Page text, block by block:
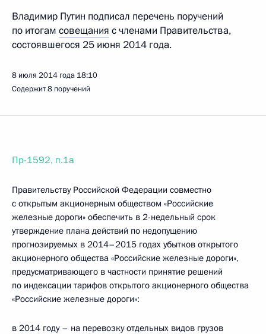
Владимир Путин подписал перечень поручений
по итогам совещания с членами Правительства,
состоявшегося 25 июня 2014 года.
8 июля 2014 года 18:10
Содержит 8 поручений
Пр-1592, п.1а
Правительству Российской Федерации совместно
с открытым акционерным обществом «Российские
железные дороги» обеспечить в 2-недельный срок
утверждение плана действий по недопущению
прогнозируемых в 2014–2015 годах убытков открытого
акционерного общества «Российские железные дороги»,
предусматривающего в частности принятие решений
по индексации тарифов открытого акционерного общества
«Российские железные дороги»:
в 2014 году – на перевозку отдельных видов грузов